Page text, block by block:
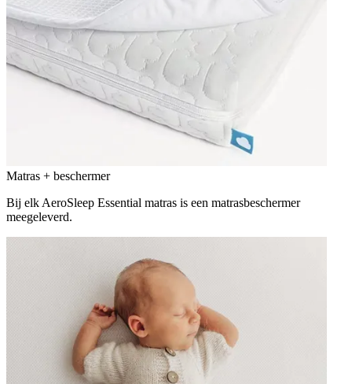
Matras + beschermer
Bij elk AeroSleep Essential matras is een matrasbeschermer
meegeleverd.